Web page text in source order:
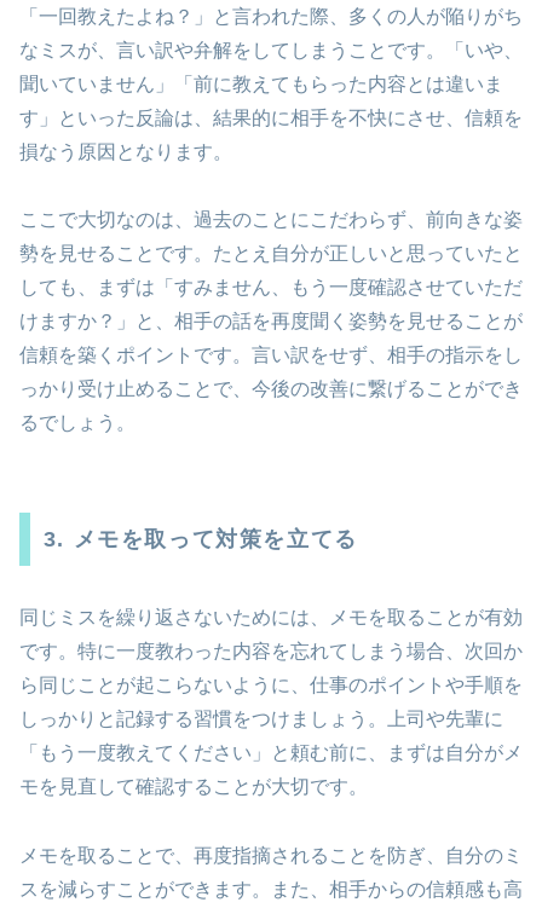
「一回教えたよね？」と言われた際、多くの人が陥りがち
なミスが、言い訳や弁解をしてしまうことです。「いや、
聞いていません」「前に教えてもらった内容とは違いま
す」といった反論は、結果的に相手を不快にさせ、信頼を
損なう原因となります。
ここで大切なのは、過去のことにこだわらず、前向きな姿
勢を見せることです。たとえ自分が正しいと思っていたと
しても、まずは「すみません、もう一度確認させていただ
けますか？」と、相手の話を再度聞く姿勢を見せることが
信頼を築くポイントです。言い訳をせず、相手の指示をし
っかり受け止めることで、今後の改善に繋げることができ
るでしょう。
3. メモを取って対策を立てる
同じミスを繰り返さないためには、メモを取ることが有効
です。特に一度教わった内容を忘れてしまう場合、次回か
ら同じことが起こらないように、仕事のポイントや手順を
しっかりと記録する習慣をつけましょう。上司や先輩に
「もう一度教えてください」と頼む前に、まずは自分がメ
モを見直して確認することが大切です。
メモを取ることで、再度指摘されることを防ぎ、自分のミ
スを減らすことができます。また、相手からの信頼感も高